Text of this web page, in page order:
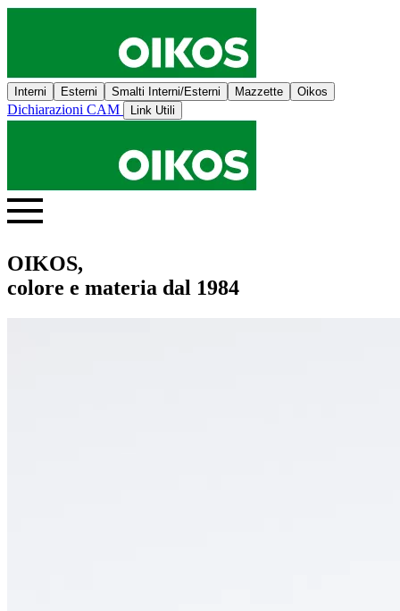
Interni Esterni Smalti Interni/Esterni Mazzette Oikos
Dichiarazioni CAM Link Utili
OIKOS,
colore e materia dal 1984